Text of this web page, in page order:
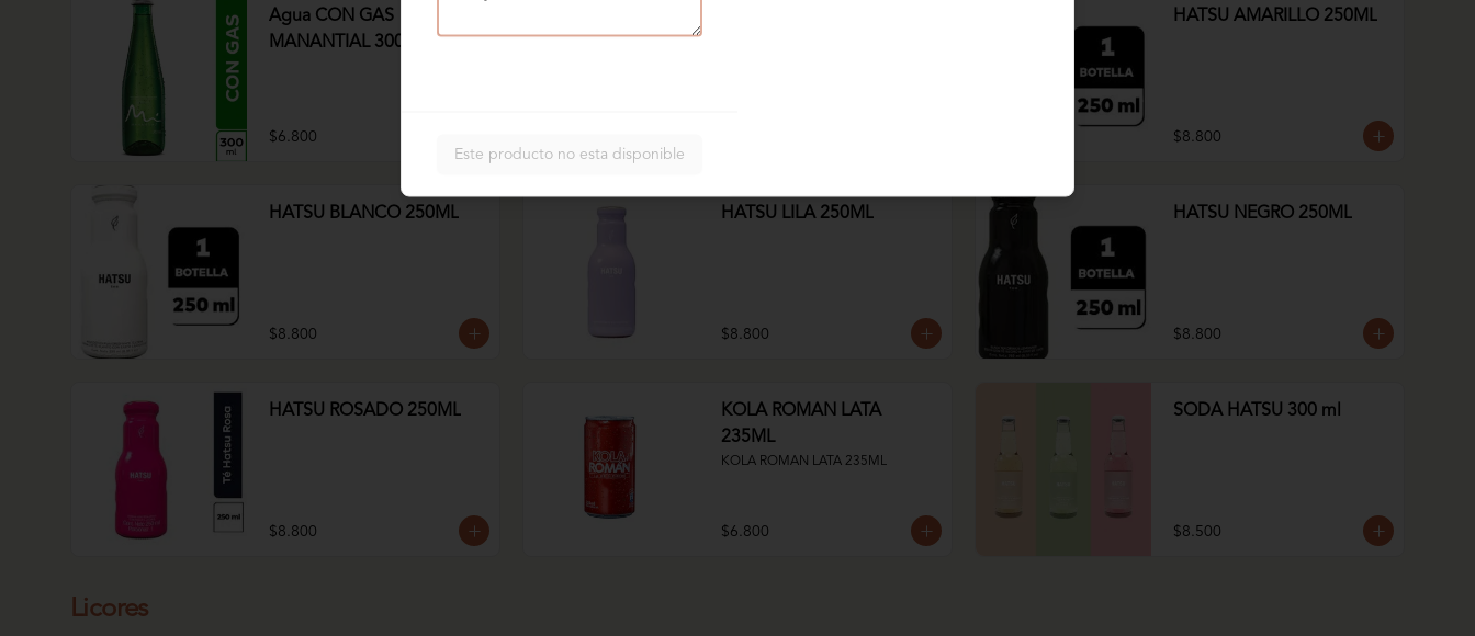
Agua CON GAS
MANANTIAL 300ml
$6.800
HATSU AMARILLO 250ML
$8.800
HATSU BLANCO 250ML
$8.800
HATSU LILA 250ML
$8.800
HATSU NEGRO 250ML
$8.800
HATSU ROSADO 250ML
$8.800
KOLA ROMAN LATA
235ML
KOLA ROMAN LATA 235ML
$6.800
SODA HATSU 300 ml
$8.500
Licores
Este producto no esta disponible